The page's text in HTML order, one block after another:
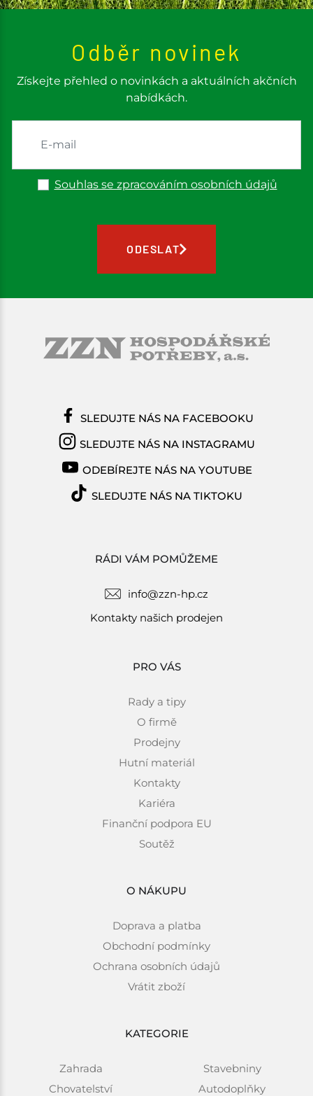
Odběr novinek
Získejte přehled o novinkách a aktuálních akčních
nabídkách.
Souhlas se zpracováním osobních údajů
ODESLAT
RÁDI VÁM POMŮŽEME
info@zzn-hp.cz
Kontakty našich prodejen
PRO VÁS
Rady a tipy
O firmě
Prodejny
Hutní materiál
Kontakty
Kariéra
Finanční podpora EU
Soutěž
O NÁKUPU
Doprava a platba
Obchodní podmínky
Ochrana osobních údajů
Vrátit zboží
KATEGORIE
Zahrada
Chovatelství
Stavebniny
Autodoplňky
SLEDUJTE NÁS NA FACEBOOKU
SLEDUJTE NÁS NA INSTAGRAMU
ODEBÍREJTE NÁS NA YOUTUBE
SLEDUJTE NÁS NA TIKTOKU